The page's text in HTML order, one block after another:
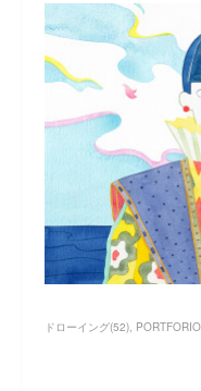
ドローイング(52) PORTFORIO